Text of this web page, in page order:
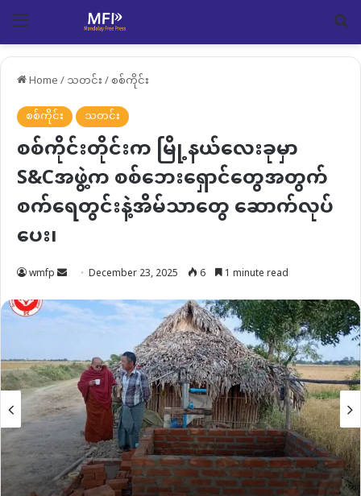
Menu
Home/သတင်း/စစ်ကိုင်း
စစ်ကိုင်း
သတင်း
စစ်ကိုင်းတိုင်းက မြို့နယ်လေးခုမှာ
S&Cအဖွဲ့က စစ်ဘေးရှောင်တွေအတွက်
စက်ရေတွင်းနဲ့အိမ်သာတွေ ဆောက်လုပ်
ပေး၊
wmfp Send
email
December 23, 2025 6 1 minute read